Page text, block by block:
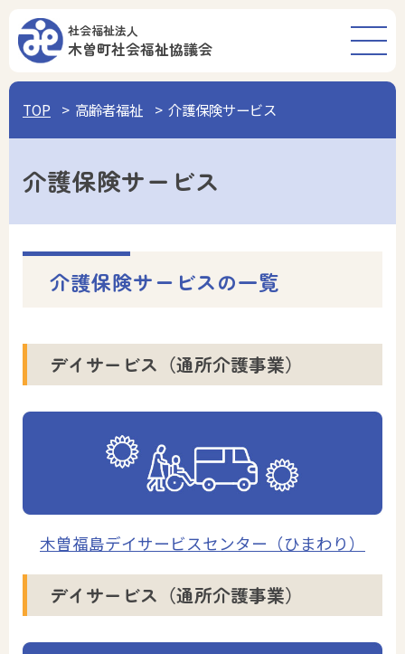
社会福祉法人
木曽町社会福祉協議会
TOP 高齢者福祉 介護保険サービス
介護保険サービス
介護保険サービスの一覧
デイサービス（通所介護事業）
木曽福島デイサービスセンター（ひまわり）
デイサービス（通所介護事業）